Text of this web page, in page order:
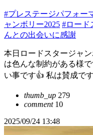
#プレステージパフォー
ャンボリー2025 #ロード
んとの出会いに感謝
本日ロードスタージャ
は色んな制約がある様
い事です👍 私は賛成で
thumb_up 279
comment10
2025/09/24 13:48